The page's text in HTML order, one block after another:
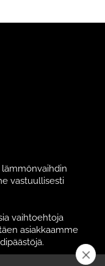
vastuullisesti
vaihtoehtoja
asiakkaamme